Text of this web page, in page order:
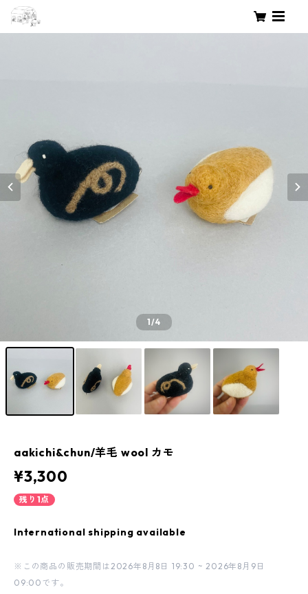
1/4
aakichi&chun/羊毛 wool カモ
¥3,300
残り1点
International shipping available
※この商品の販売期間は2026年8月8日 19:30 ~ 2026年8月9日
09:00です。